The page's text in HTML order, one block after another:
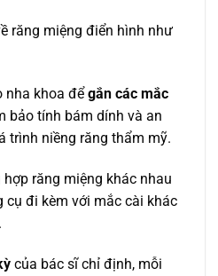
răng miệng điển hình như
nha khoa đểgắn các mắc
bảo tính bám dính và an
trình niềng răng thẩm mỹ.
răng miệng khác nhau
cụ đi kèm với mắc cài khác
của bác sĩ chỉ định, mỗi